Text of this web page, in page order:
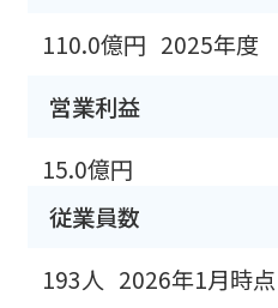
110.0億円 2025年度
営業利益
15.0億円
従業員数
193人 2026年1月時点